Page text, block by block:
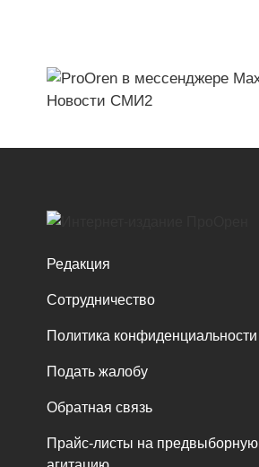
Новости СМИ2
Редакция
Сотрудничество
Политика конфиденциальности
Подать жалобу
Обратная связь
Прайс-листы на предвыборную